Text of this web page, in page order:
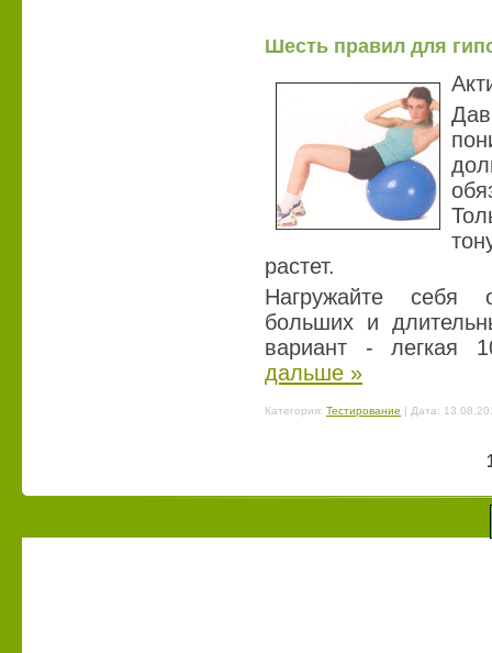
Шесть правил для
растет.
Нагружайте себя
больших и
вариант - легкая
дальше »
Категория: Тестирование | Дата: